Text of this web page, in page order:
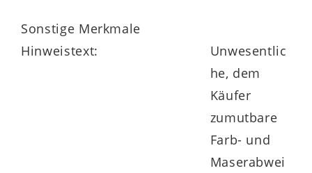
Sonstige Merkmale
Hinweistext:
Unwesentlic
he, dem
Käufer
zumutbare
Farb- und
Maserabwei